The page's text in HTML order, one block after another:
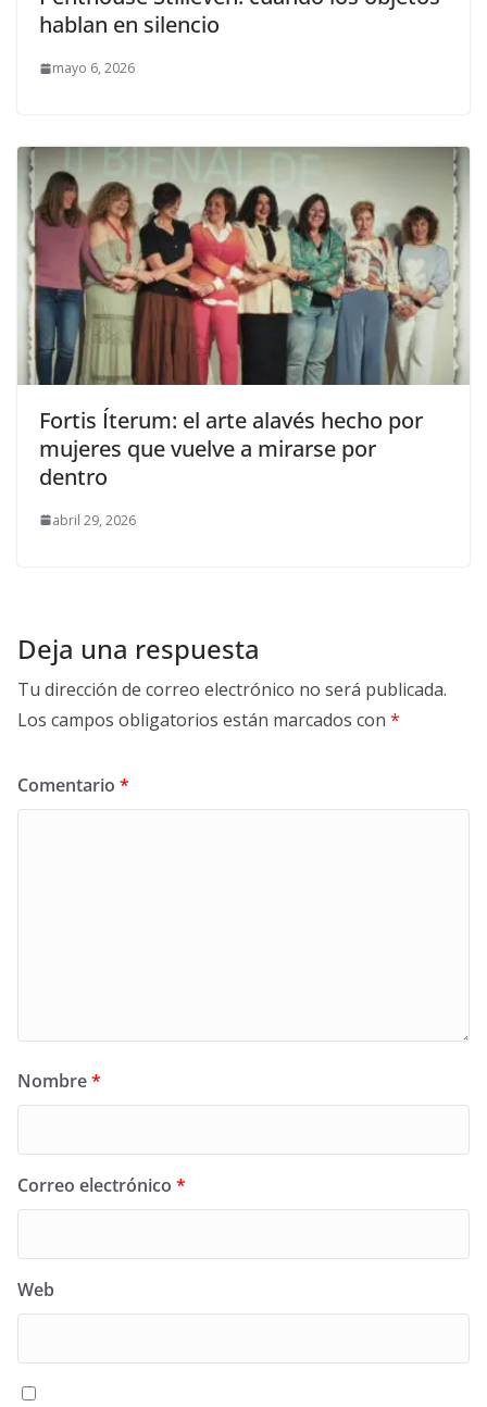
hablan en silencio
mayo 6, 2026
Fortis Íterum: el arte alavés hecho por
mujeres que vuelve a mirarse por
dentro
abril 29, 2026
Deja una respuesta
Tu dirección de correo electrónico no será publicada.
Los campos obligatorios están marcados con *
Comentario *
Nombre*
Correo electrónico *
Web